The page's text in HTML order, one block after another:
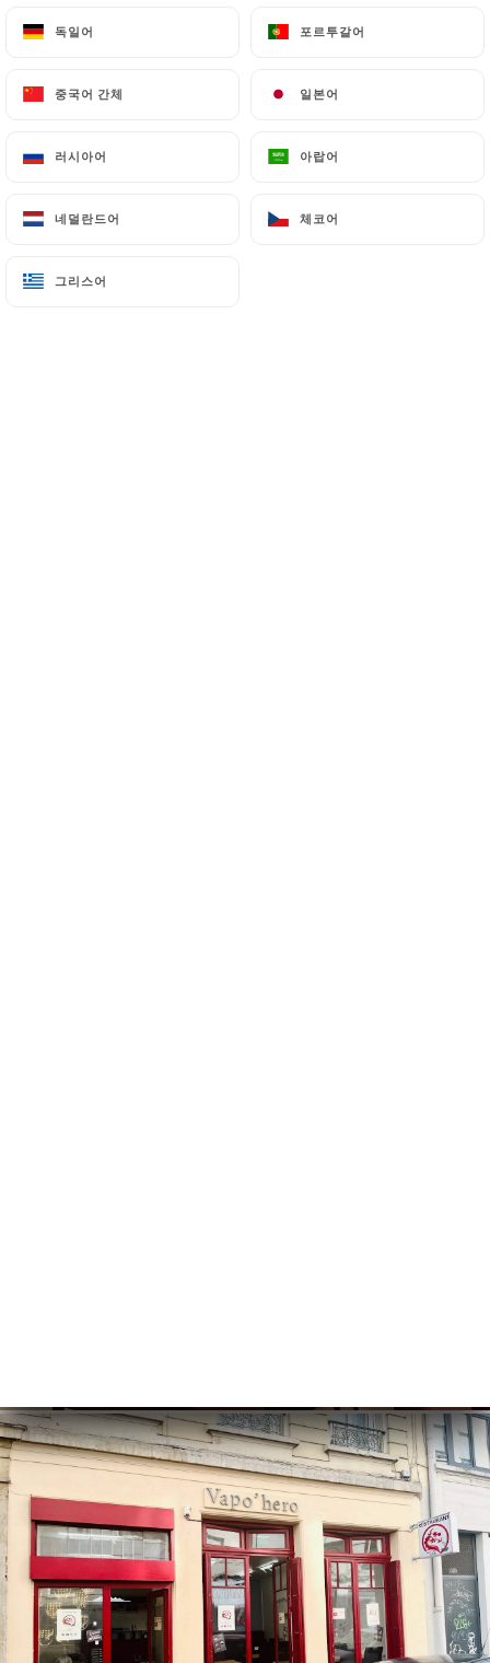
메뉴
독일어 포르투갈어
중국어 간체 일본어
러시아어 아랍어
네덜란드어 체코어
그리스어
독일어 포르투갈어
중국어 간체 일본어
러시아어 아랍어
네덜란드어 체코어
그리스어